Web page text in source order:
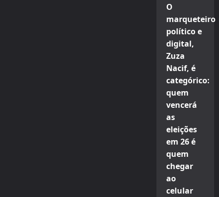
O
marqueteiro
político e
digital,
Zuza
Nacif, é
categórico:
quem
vencerá
as
eleições
em 26 é
quem
chegar
ao
celular